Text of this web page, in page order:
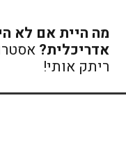
מה היית אם לא
אדריכלית?
ריתק אותי!